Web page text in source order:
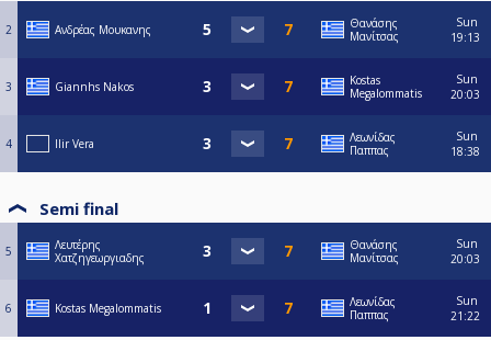
2 Ανδρέας Μουκανης
Θανάσης
Μανίτσας
Sun
19:13
3 Giannhs Nakos
Kostas
Megalommatis
Sun
20:03
4 Ilir Vera
Λεωνίδας
Παππας
Sun
18:38
Semi final
5
Λευτέρης
Χατζηγεωργιαδης
Θανάσης
Μανίτσας
Sun
20:03
6 Kostas Megalommatis
Λεωνίδας
Παππας
Sun
21:22